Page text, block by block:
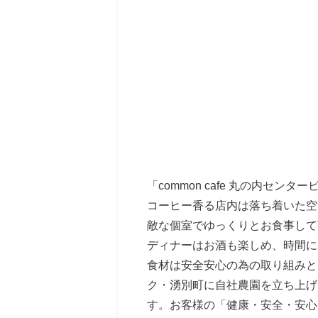
「common cafe 丸の内センター
コーヒー香る店内は落ち着いた
敵な個室でゆっくりとお食事し
ディナーはお酒も楽しめ、時間
食材は安全安心の為の取り組み
ク・湧別町に自社農園を立ち上
す。お客様の「健康・安全・安